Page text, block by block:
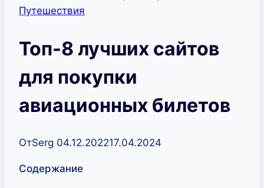
Путешествия
Топ-8 лучших сайтов
для покупки
авиационных билетов
ОтSerg 04.12.202217.04.2024
Содержание